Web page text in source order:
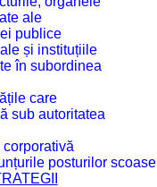
ale
publice
și instituțiile
în subordinea
care
sub autoritatea
corporativă
posturilor